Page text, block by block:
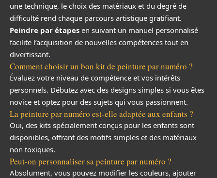
une technique, le choix des matériaux et du degré de
difficulté rend chaque parcours artistique gratifiant.
Peindre par étapes en suivant un manuel personnalisé
facilite l’acquisition de nouvelles compétences tout en
divertissant.
Comment choisir un bon kit de peinture par numéro ?
Évaluez votre niveau de compétence et vos intérêts
personnels. Débutez avec des designs simples si vous êtes
novice et optez pour des sujets qui vous passionnent.
La peinture par numéro est-elle adaptée aux enfants ?
Oui, des kits spécialement conçus pour les enfants sont
disponibles, offrant des motifs simples et des matériaux
non toxiques.
Peut-on personnaliser sa peinture par numéro ?
Absolument, vous pouvez modifier les couleurs, ajouter